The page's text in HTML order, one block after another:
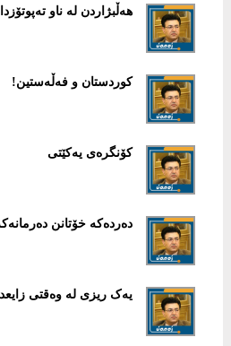
هەڵبژاردن لە ناو تەپوتۆزدا
کوردستان و فەڵەستین!
کۆنگرەی یەکێتی
دەردەکە خۆتانن
یەک ریزی لە وەقتی زایعدا